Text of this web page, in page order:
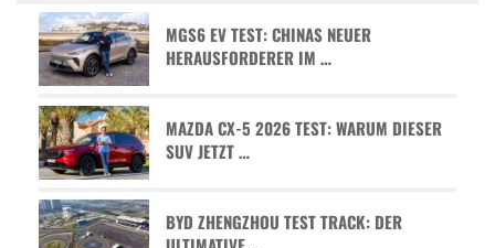
MGS6 EV TEST: CHINAS NEUER
HERAUSFORDERER IM …
MAZDA CX-5 2026 TEST: WARUM DIESER
SUV JETZT …
BYD ZHENGZHOU TEST TRACK: DER